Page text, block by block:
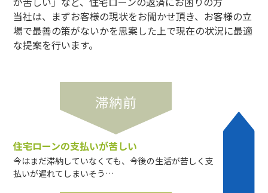
当社は、まずお客様の現状をお聞かせ頂き、お客様の立
場で最善の策がないかを思案した上で現在の状況に最適
な提案を行います。
住宅ローンの支払いが苦しい
今はまだ滞納していなくても、今後の生活が苦しく支
払いが遅れてしまいそう…